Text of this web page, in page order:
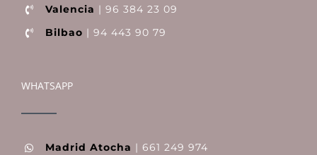
Valencia | 96 384 23 09
Bilbao | 94 443 90 79
WHATSAPP
Madrid Atocha | 661 249 974